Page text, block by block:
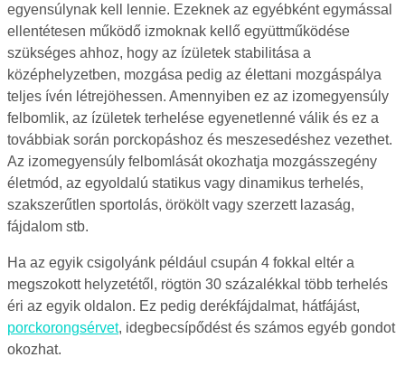
egyensúlynak kell lennie. Ezeknek az egyébként egymással
ellentétesen működő izmoknak kellő együttműködése
szükséges ahhoz, hogy az ízületek stabilitása a
középhelyzetben, mozgása pedig az élettani mozgáspálya
teljes ívén létrejöhessen. Amennyiben ez az izomegyensúly
felbomlik, az ízületek terhelése egyenetlenné válik és ez a
továbbiak során porckopáshoz és meszesedéshez vezethet.
Az izomegyensúly felbomlását okozhatja mozgásszegény
életmód, az egyoldalú statikus vagy dinamikus terhelés,
szakszerűtlen sportolás, örökölt vagy szerzett lazaság,
fájdalom stb.
Ha az egyik csigolyánk például csupán 4 fokkal eltér a
megszokott helyzetétől, rögtön 30 százalékkal több terhelés
éri az egyik oldalon. Ez pedig derékfájdalmat, hátfájást,
porckorongsérvet, idegbecsípődést és számos egyéb gondot
okozhat.